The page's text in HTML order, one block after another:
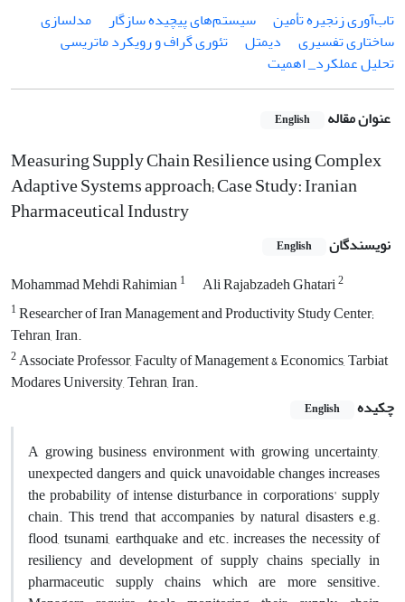
تاب‌آوری زنجیره ‌تأمین
سیستم‌های پیچیده سازگار
مدلسازی
ساختاری تفسیری
دیمتل
تئوری گراف و رویکرد ماتریسی
تحلیل عملکرد_ اهمیت
عنوان مقاله English
Measuring Supply Chain Resilience using Complex
Adaptive Systems approach; Case Study: Iranian
Pharmaceutical Industry
نویسندگان English
Mohammad Mehdi Rahimian1 Ali Rajabzadeh Ghatari2
1Researcher of Iran Management and Productivity Study Center;
Tehran, Iran.
2Associate Professor, Faculty of Management & Economics, Tarbiat
Modares University, Tehran, Iran.
چکیده
English
A growing business environment with growing uncertainty,
unexpected dangers and quick unavoidable changes increases
the probability of intense disturbance in corporations' supply
chain. This trend that accompanies by natural disasters e.g.
flood, tsunami, earthquake and etc. increases the necessity of
resiliency and development of supply chains specially in
pharmaceutic supply chains which are more sensitive.